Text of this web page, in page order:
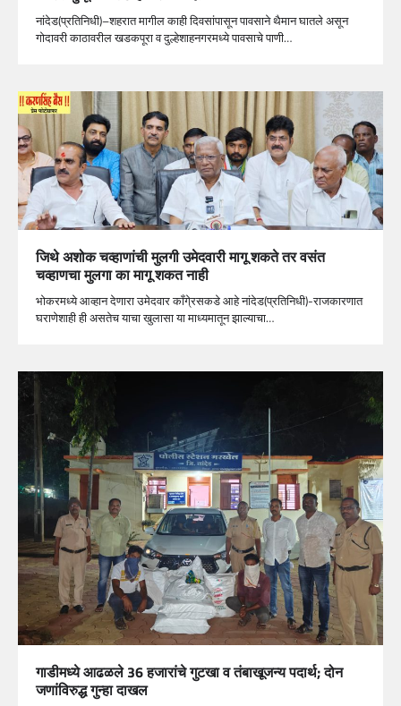
नांदेड(प्रतिनिधी)–शहरात मागील काही दिवसांपासून पावसाने थैमान घातले असून
गोदावरी काठावरील खडकपूरा व दुल्हेशाहनगरमध्ये पावसाचे पाणी…
जिथे अशोक चव्हाणांची मुलगी उमेदवारी मागू शकते तर वसंत
चव्हाणचा मुलगा का मागू शकत नाही
भोकरमध्ये आव्हान देणारा उमेदवार कॉंगे्रसकडे आहे नांदेड(प्रतिनिधी)-राजकारणात
घराणेशाही ही असतेच याचा खुलासा या माध्यमातून झाल्याचा…
गाडीमध्ये आढळले 36 हजारांचे गुटखा व तंबाखूजन्य पदार्थ; दोन
जणांविरुद्ध गुन्हा दाखल